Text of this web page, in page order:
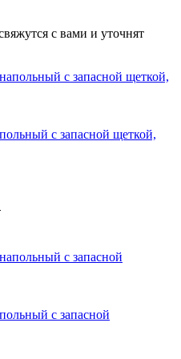
с вами и уточнят
с запасной щеткой,
с запасной